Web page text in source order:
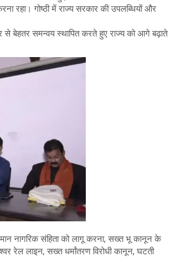
रहा। गोष्ठी में राज्य सरकार की उपलब्धियों और
से बेहतर समन्वय स्थापित करते हुए राज्य को आगे बढ़ाते
नागरिक संहिता को लागू करना, सख्त भू कानून के
रेल लाइन, सख्त धर्मांतरण विरोधी कानून, घटती